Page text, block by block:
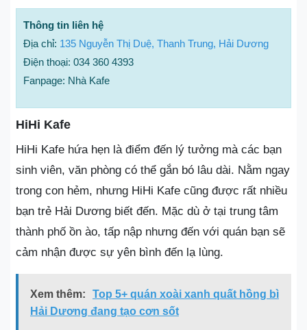
Thông tin liên hệ
Địa chỉ: 135 Nguyễn Thị Duệ, Thanh Trung, Hải Dương
Điện thoại: 034 360 4393
Fanpage: Nhà Kafe
HiHi Kafe
HiHi Kafe hứa hẹn là điểm đến lý tưởng mà các bạn
sinh viên, văn phòng có thể gắn bó lâu dài. Nằm ngay
trong con hẻm, nhưng HiHi Kafe cũng được rất nhiều
bạn trẻ Hải Dương biết đến. Mặc dù ở tại trung tâm
thành phố ồn ào, tấp nập nhưng đến với quán bạn sẽ
cảm nhận được sự yên bình đến lạ lùng.
Xem thêm:
Top 5+ quán xoài xanh quất hồng bì
Hải Dương đang tạo cơn sốt